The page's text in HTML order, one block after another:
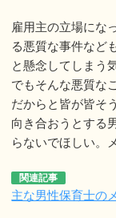
雇用主の立場にな
る悪質な事件など
と懸念してしまう
でもそんな悪質な
だからと皆が皆そ
向き合おうとする
らないでほしい。
関連記事
主な男性保育士の